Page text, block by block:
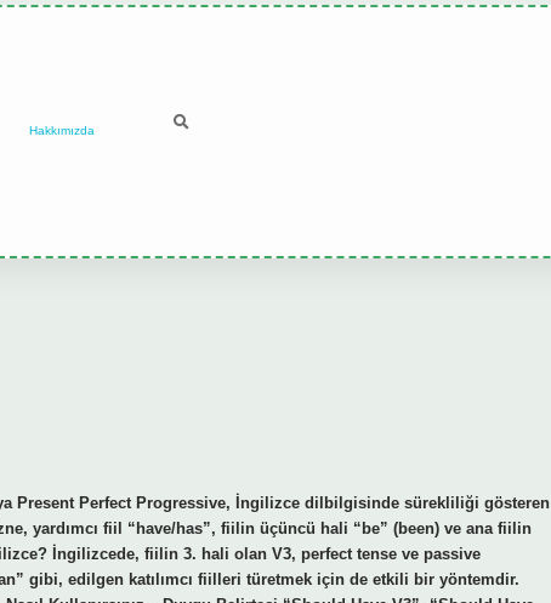
Hakkımızda
Present Perfect Progressive, İngilizce dilbilgisinde sürekliliği gösteren
yardımcı fiil “have/has”, fiilin üçüncü hali “be” (been) ve ana fiilin
İngilizcede, fiilin 3. hali olan V3, perfect tense ve passive
gibi, edilgen katılımcı fiilleri türetmek için de etkili bir yöntemdir.